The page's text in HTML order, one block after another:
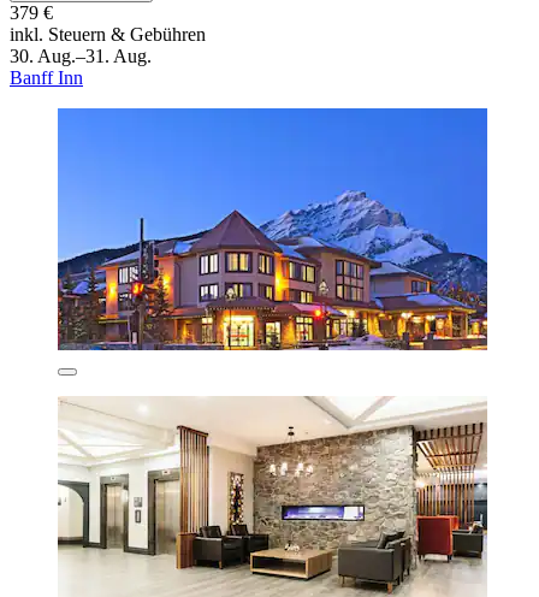
379 €
inkl. Steuern & Gebühren
30. Aug.–31. Aug.
Banff Inn